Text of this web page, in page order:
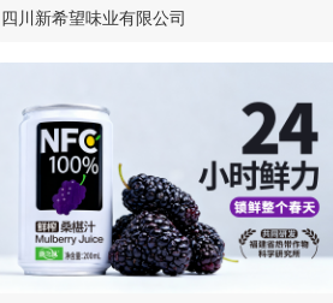
四川新希望味业有限公司